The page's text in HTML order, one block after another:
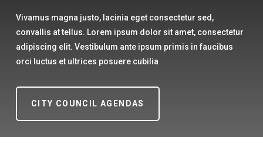
Vivamus magna justo, lacinia eget consectetur sed,
convallis at tellus. Lorem ipsum dolor sit amet, consectetur
adipiscing elit. Vestibulum ante ipsum primis in faucibus
orci luctus et ultrices posuere cubilia
CITY COUNCIL AGENDAS